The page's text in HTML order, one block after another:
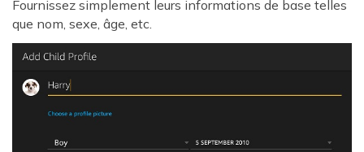
Fournissez simplement leurs informations de base telles
que nom, sexe, âge, etc.